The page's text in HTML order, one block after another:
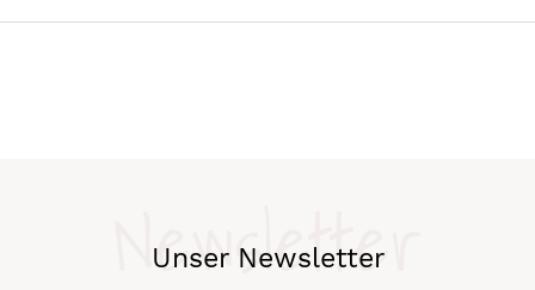
Unser Newsletter
Newsletter